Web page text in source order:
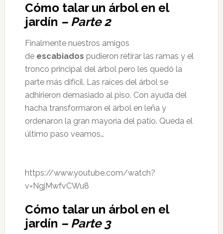
Cómo talar un árbol en el
jardín – Parte 2
Finalmente nuestros amigos
de escabiados pudieron retirar las ramas y el
tronco principal del árbol pero les quedó la
parte más difícil. Las raíces del árbol se
adhirieron demasiado al piso. Con ayuda del
hacha transformaron el árbol en leña y
ordenaron la gran mayoría del patio. Queda el
último paso veamos…
https://www.youtube.com/watch?
v=NgjMwfvCWu8
Cómo talar un árbol en el
jardín – Parte 3